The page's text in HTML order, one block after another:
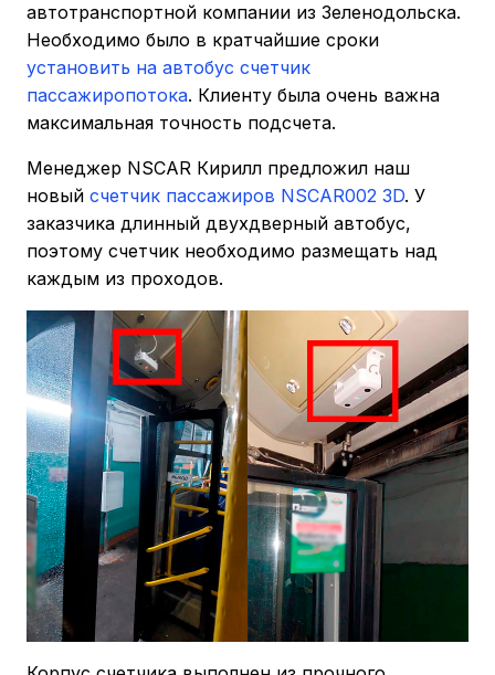
автотранспортной компании из Зеленодольска.
Необходимо было в кратчайшие сроки
установить на автобус счетчик
пассажиропотока. Клиенту была очень важна
максимальная точность подсчета.
Менеджер NSCAR Кирилл предложил наш
новый счетчик пассажиров NSCAR002 3D. У
заказчика длинный двухдверный автобус,
поэтому счетчик необходимо размещать над
каждым из проходов.